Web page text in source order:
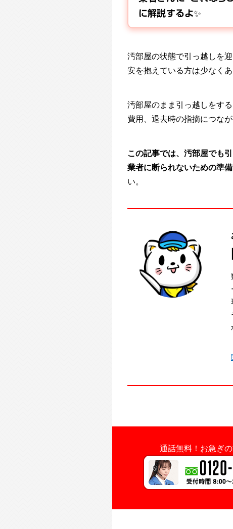
に解説するよ✨
汚部屋の状態で引っ越しを
安を抱えている方は少なくあ
汚部屋のまま引っ越しをす
費用、退去時の指摘につな
この記事では、汚部屋でも
業者に断られないための準
い。
通話無料！ お急ぎ